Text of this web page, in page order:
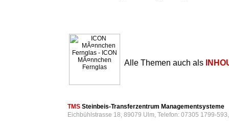
Alle Themen auch als
TMS Steinbeis-Transferzentrum Managementsysteme
Eichbühlstrasse 18, 89079 Ulm, Telefon: 07305 1799-